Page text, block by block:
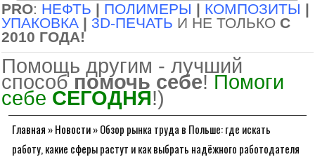
PRO: НЕФТЬ | ПОЛИМЕРЫ | КОМПОЗИТЫ |
УПАКОВКА | 3D-ПЕЧАТЬ И НЕ ТОЛЬКО С
2010 ГОДА!
Помощь другим - лучший
способ помочь себе! Помоги
себе СЕГОДНЯ!)
Главная »Новости»Обзор рынка труда в Польше: где искать
работу, какие сферы растут и как выбрать надёжного работодателя